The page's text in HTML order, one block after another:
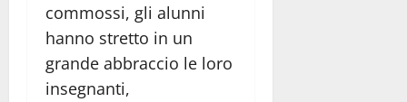
commossi, gli alunni
hanno stretto in un
grande abbraccio le loro
insegnanti,